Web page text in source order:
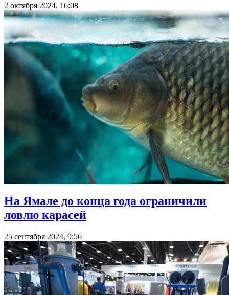
2 октября 2024, 16:08
На Ямале до конца года ограничили
ловлю карасей
25 сентября 2024, 9:56